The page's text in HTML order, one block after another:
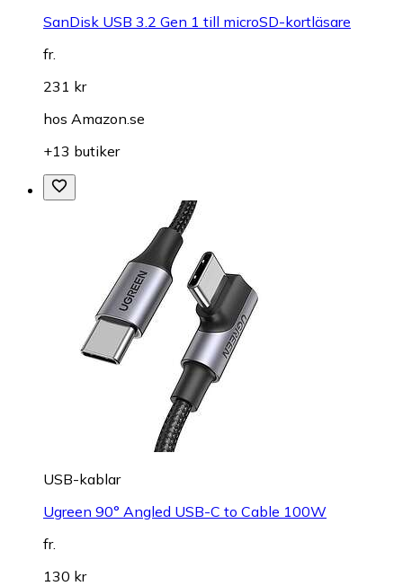
SanDisk USB 3.2 Gen 1 till microSD-kortläsare
fr.
231 kr
hos Amazon.se
+13 butiker
USB-kablar
Ugreen 90° Angled USB-C to Cable 100W
fr.
130 kr